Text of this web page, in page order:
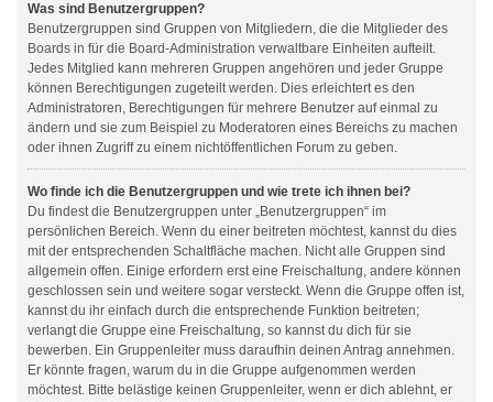
Was sind Benutzergruppen?
Benutzergruppen sind Gruppen von Mitgliedern, die die Mitglieder des
Boards in für die Board-Administration verwaltbare Einheiten aufteilt.
Jedes Mitglied kann mehreren Gruppen angehören und jeder Gruppe
können Berechtigungen zugeteilt werden. Dies erleichtert es den
Administratoren, Berechtigungen für mehrere Benutzer auf einmal zu
ändern und sie zum Beispiel zu Moderatoren eines Bereichs zu machen
oder ihnen Zugriff zu einem nichtöffentlichen Forum zu geben.
Wo finde ich die Benutzergruppen und wie trete ich ihnen bei?
Du findest die Benutzergruppen unter „Benutzergruppen“ im
persönlichen Bereich. Wenn du einer beitreten möchtest, kannst du dies
mit der entsprechenden Schaltfläche machen. Nicht alle Gruppen sind
allgemein offen. Einige erfordern erst eine Freischaltung, andere können
geschlossen sein und weitere sogar versteckt. Wenn die Gruppe offen ist,
kannst du ihr einfach durch die entsprechende Funktion beitreten;
verlangt die Gruppe eine Freischaltung, so kannst du dich für sie
bewerben. Ein Gruppenleiter muss daraufhin deinen Antrag annehmen.
Er könnte fragen, warum du in die Gruppe aufgenommen werden
möchtest. Bitte belästige keinen Gruppenleiter, wenn er dich ablehnt, er